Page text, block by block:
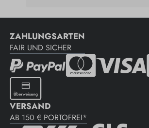
ZAHLUNGSARTEN
FAIR UND SICHER
VERSAND
AB 150 € PORTOFREI*